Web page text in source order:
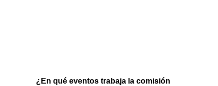
¿En qué eventos trabaja la comisión